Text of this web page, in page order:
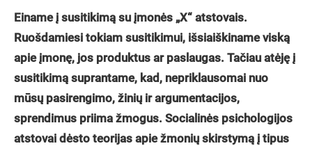
Einame į susitikimą su įmonės „X“ atstovais.
Ruošdamiesi tokiam susitikimui, išsiaiškiname viską
apie įmonę, jos produktus ar paslaugas. Tačiau atėję į
susitikimą suprantame, kad, nepriklausomai nuo
mūsų pasirengimo, žinių ir argumentacijos,
sprendimus priima žmogus. Socialinės psichologijos
atstovai dėsto teorijas apie žmonių skirstymą į tipus